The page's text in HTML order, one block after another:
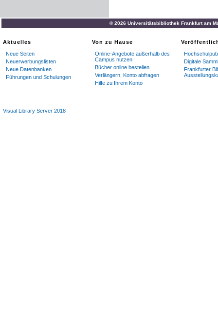
© 2026 Universitätsbibliothek Frankfurt am
Aktuelles
Neue Seiten
Neuerwerbungslisten
Neue Datenbanken
Führungen und Schulungen
Von zu Hause
Online-Angebote außerhalb des
Campus nutzen
Bücher online bestellen
Verlängern, Konto abfragen
Hilfe zu Ihrem Konto
Digitale
Frankfurter
Visual Library Server 2018